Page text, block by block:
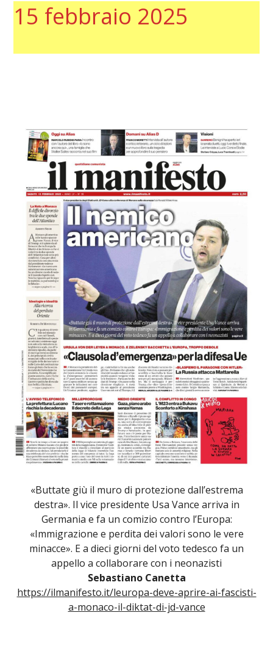
15 febbraio 2025
«Buttate giù il muro di protezione dall’estrema
destra». Il vice presidente Usa Vance arriva in
Germania e fa un comizio contro l’Europa:
«Immigrazione e perdita dei valori sono le vere
minacce». E a dieci giorni del voto tedesco fa un
appello a collaborare con i neonazisti
Sebastiano Canetta
https://ilmanifesto.it/leuropa-deve-aprire-ai-fascisti-
a-monaco-il-diktat-di-jd-vance